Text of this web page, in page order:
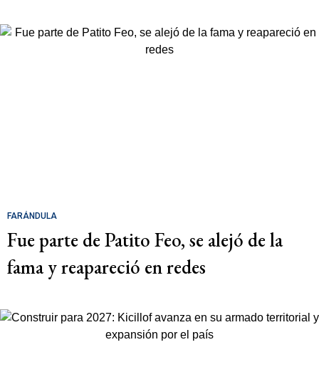
FARÁNDULA
Fue parte de Patito Feo, se alejó de la
fama y reapareció en redes